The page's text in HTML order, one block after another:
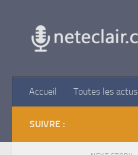
Accueil Toutes les actus
SUIVRE :